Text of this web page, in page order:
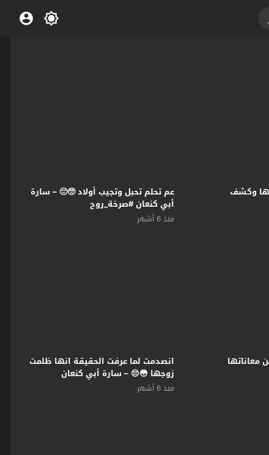
وكشف
عم تحلم تحبل وتجيب أولاد 🥺😔 – سارة
أبي كنعان #صرخة_روح
منذ 6 أشهر
معاناتها
انصدمت لما عرفت الحقيقة انها ظلمت
زوجها 😳😔 – سارة أبي كنعان
#صرخة_روح
منذ 6 أشهر